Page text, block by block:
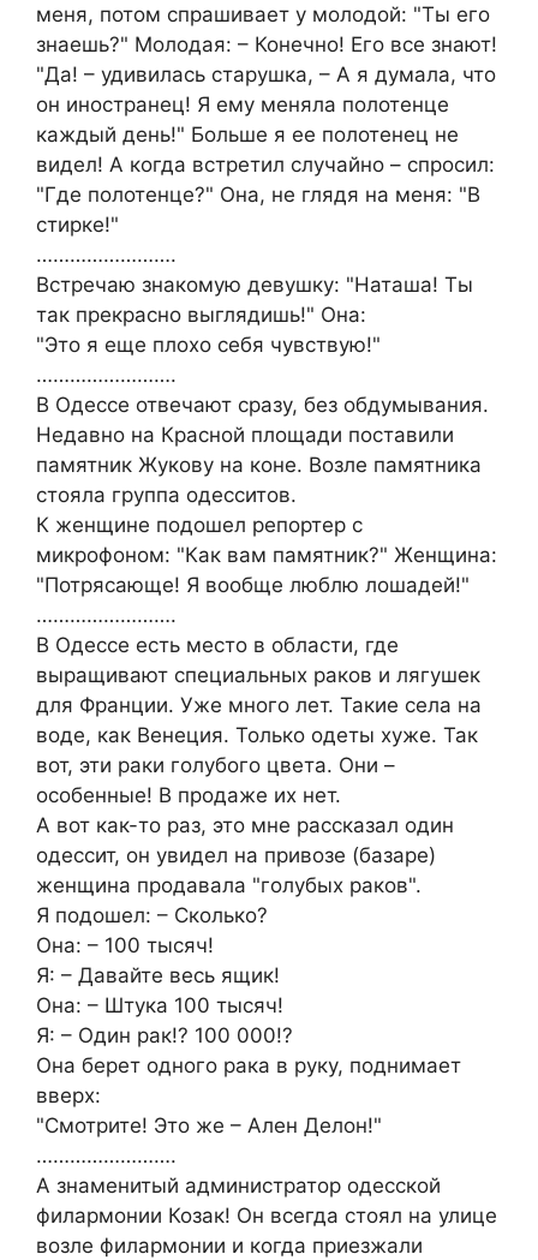
меня, потом спрашивает у молодой: "Ты его
знаешь?" Молодая: – Конечно! Его все знают!
"Да! – удивилась старушка, – А я думала, что
он иностранец! Я ему меняла полотенце
каждый день!" Больше я ее полотенец не
видел! А когда встретил случайно – спросил:
"Где полотенце?" Она, не глядя на меня: "В
стирке!"
…………………….
Встречаю знакомую девушку: "Наташа! Ты
так прекрасно выглядишь!" Она:
"Это я еще плохо себя чувствую!"
…………………….
В Одессе отвечают сразу, без обдумывания.
Недавно на Красной площади поставили
памятник Жукову на коне. Возле памятника
стояла группа одесситов.
К женщине подошел репортер с
микрофоном: "Как вам памятник?" Женщина:
"Потрясающе! Я вообще люблю лошадей!"
…………………….
В Одессе есть место в области, где
выращивают специальных раков и лягушек
для Франции. Уже много лет. Такие села на
воде, как Венеция. Только одеты хуже. Так
вот, эти раки голубого цвета. Они –
особенные! В продаже их нет.
А вот как-то раз, это мне рассказал один
одессит, он увидел на привозе (базаре)
женщина продавала "голубых раков".
Я подошел: – Сколько?
Она: – 100 тысяч!
Я: – Давайте весь ящик!
Она: – Штука 100 тысяч!
Я: – Один рак!? 100 000!?
Она берет одного рака в руку, поднимает
вверх:
"Смотрите! Это же – Ален Делон!"
…………………….
А знаменитый администратор одесской
филармонии Козак! Он всегда стоял на улице
возле филармонии и когда приезжали